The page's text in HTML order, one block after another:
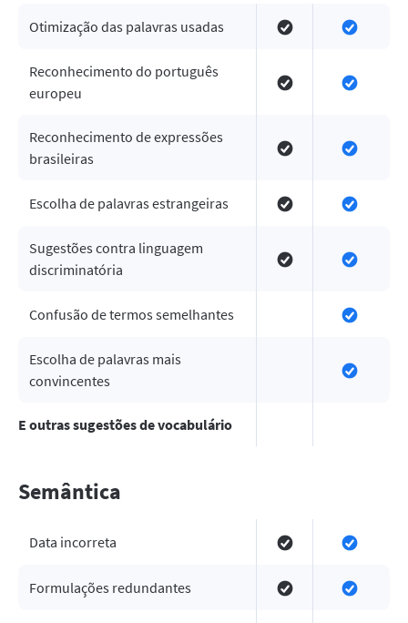
Otimização das palavras usadas
Reconhecimento do português
europeu
Reconhecimento de expressões
brasileiras
Escolha de palavras estrangeiras
Sugestões contra linguagem
discriminatória
Confusão de termos semelhantes
Escolha de palavras mais
convincentes
E outras sugestões de vocabulário
Semântica
Data incorreta
Formulações redundantes